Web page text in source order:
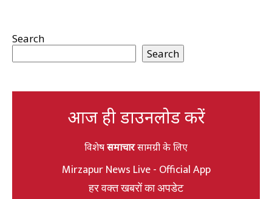
Search
Search
आज ही डाउनलोड करें
विशेषसमाचारसामग्री के लिए
Mirzapur News Live - Official App
हर वक्त खबरों का अपडेट